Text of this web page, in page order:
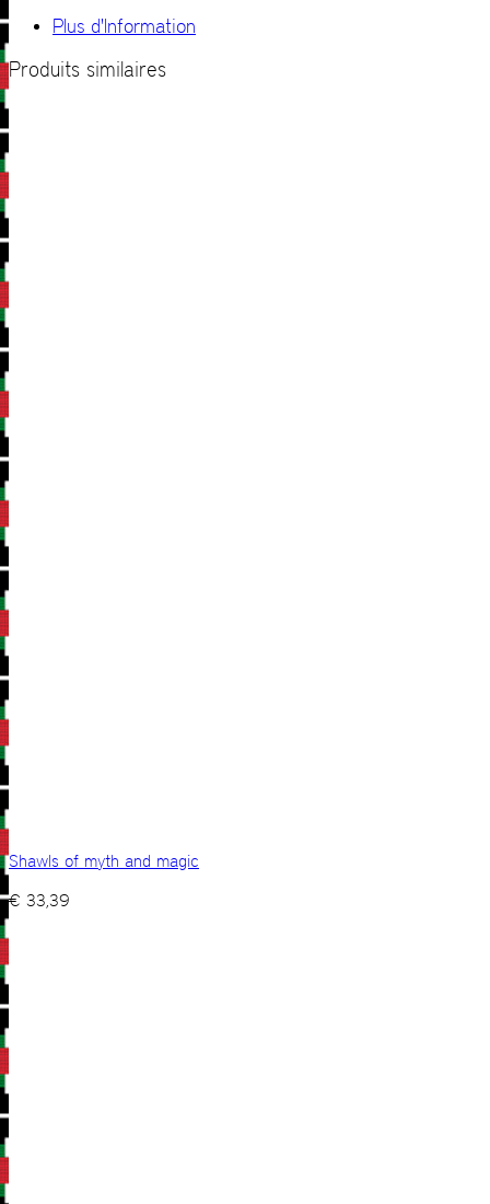
Plus d'Information
Produits similaires
Shawls of myth and magic
€ 33,39